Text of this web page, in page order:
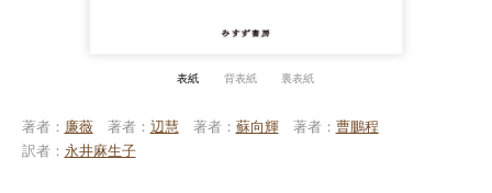
表紙 背表紙 裏表紙
著者 廉薇 著者 辺慧 著者 蘇向輝 著者
曹鵬程
訳者
永井麻生子